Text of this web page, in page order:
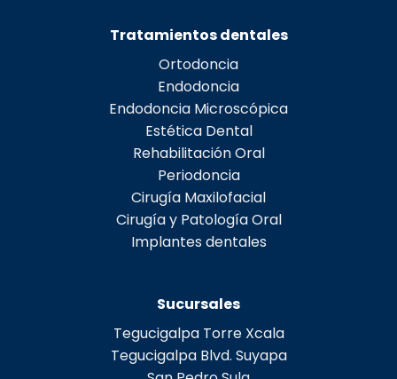
Tratamientos dentales
Ortodoncia
Endodoncia
Endodoncia Microscópica
Estética Dental
Rehabilitación Oral
Periodoncia
Cirugía Maxilofacial
Cirugía y Patología Oral
Implantes dentales
Sucursales
Tegucigalpa Torre Xcala
Tegucigalpa Blvd. Suyapa